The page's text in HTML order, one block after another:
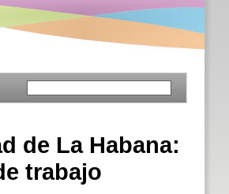
de La Habana:
trabajo